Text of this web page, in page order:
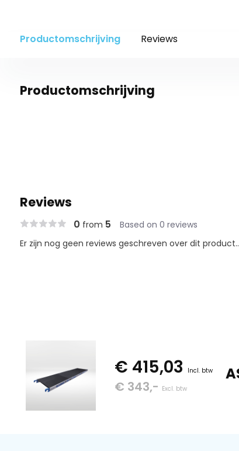
Productomschrijving Reviews
Productomschrijving
Reviews
0 from 5 Based on 0 reviews
Er zijn nog geen reviews geschreven over dit product..
€ 415,03 Incl. btw
€ 343,- Excl. btw